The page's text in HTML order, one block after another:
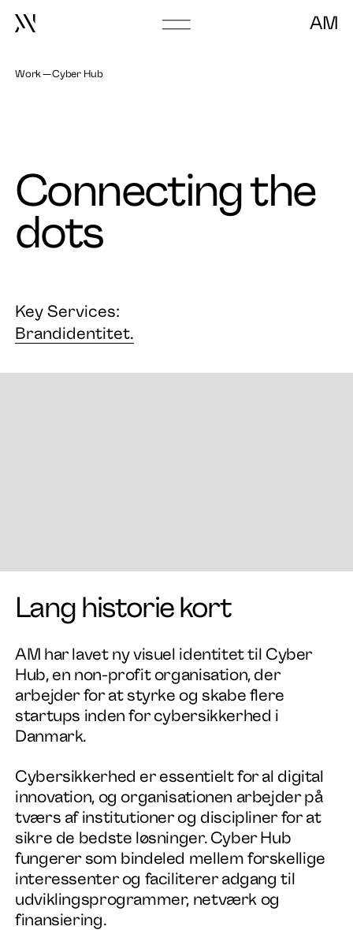
frontpage
AM
Services
Om os
Nyheder
Kontakt
Work Cyber Hub
Connecting the
dots
Key Services:
Brandidentitet.
Lang historie kort
AM har lavet ny visuel identitet til Cyber
Hub, en non-profit organisation, der
arbejder for at styrke og skabe flere
startups inden for cybersikkerhed i
Danmark.
Cybersikkerhed er essentielt for al digital
innovation, og organisationen arbejder på
tværs af institutioner og discipliner for at
sikre de bedste løsninger. Cyber Hub
fungerer som bindeled mellem forskellige
interessenter og faciliterer adgang til
udviklingsprogrammer, netværk og
finansiering.